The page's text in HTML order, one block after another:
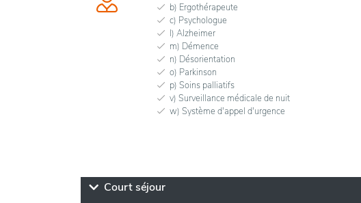
b) Ergothérapeute
c) Psychologue
l) Alzheimer
m) Démence
n) Désorientation
o) Parkinson
p) Soins palliatifs
v) Surveillance médicale de nuit
w) Système d'appel d'urgence
Court séjour